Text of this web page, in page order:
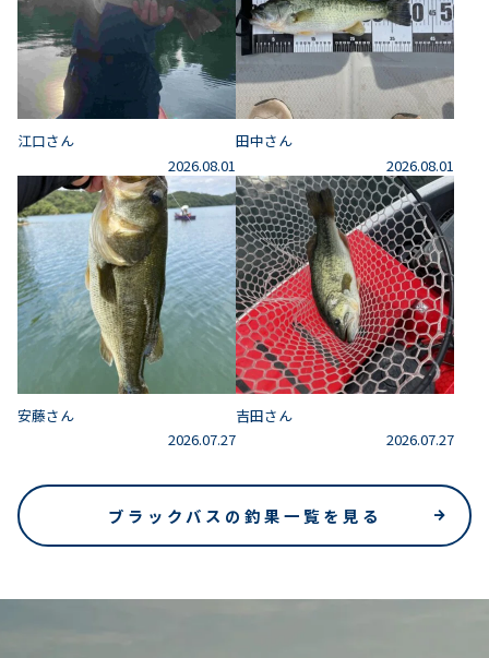
江口さん
2026.08.01
田中さん
2026.08.01
安藤さん
2026.07.27
吉田さん
2026.07.27
ブラックバスの釣果一覧を見る